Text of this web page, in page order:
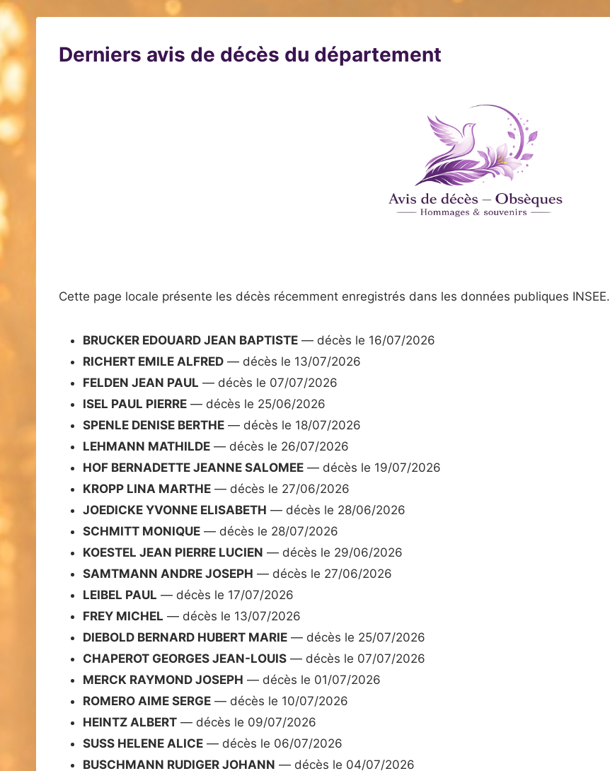
Derniers avis de décès du département
Cette page locale présente les décès récemment enregistrés dans les données publiques INSEE.
BRUCKER EDOUARD JEAN BAPTISTE — décès le 16/07/2026
RICHERT EMILE ALFRED — décès le 13/07/2026
FELDEN JEAN PAUL — décès le 07/07/2026
ISEL PAUL PIERRE — décès le 25/06/2026
SPENLE DENISE BERTHE — décès le 18/07/2026
LEHMANN MATHILDE — décès le 26/07/2026
HOF BERNADETTE JEANNE SALOMEE — décès le 19/07/2026
KROPP LINA MARTHE — décès le 27/06/2026
JOEDICKE YVONNE ELISABETH — décès le 28/06/2026
SCHMITT MONIQUE — décès le 28/07/2026
KOESTEL JEAN PIERRE LUCIEN — décès le 29/06/2026
SAMTMANN ANDRE JOSEPH — décès le 27/06/2026
LEIBEL PAUL — décès le 17/07/2026
FREY MICHEL — décès le 13/07/2026
DIEBOLD BERNARD HUBERT MARIE — décès le 25/07/2026
CHAPEROT GEORGES JEAN-LOUIS — décès le 07/07/2026
MERCK RAYMOND JOSEPH — décès le 01/07/2026
ROMERO AIME SERGE — décès le 10/07/2026
HEINTZ ALBERT — décès le 09/07/2026
SUSS HELENE ALICE — décès le 06/07/2026
BUSCHMANN RUDIGER JOHANN — décès le 04/07/2026